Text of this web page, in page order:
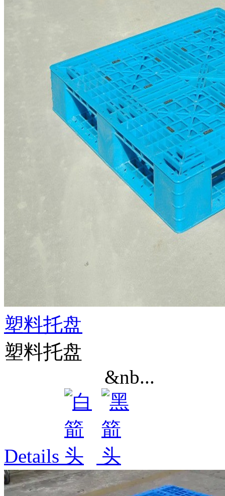
塑料托盘
塑料托盘
&nb...
Details